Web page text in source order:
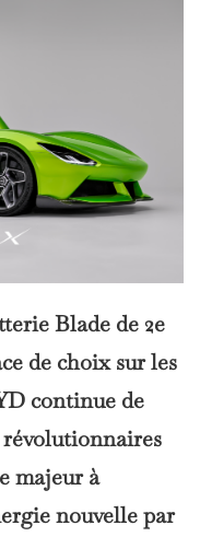
Blade de 2e
de choix sur les
continue de
majeur à
nouvelle par